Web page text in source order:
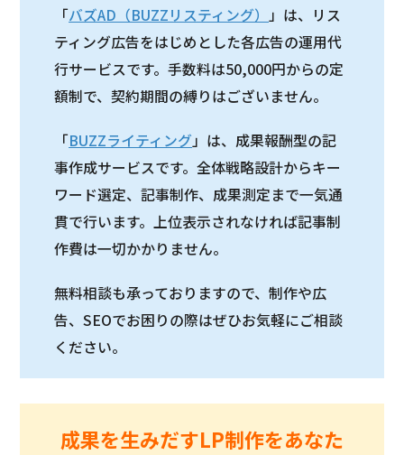
「バズAD（BUZZリスティング）
」は、リス
ティング広告をはじめとした各広告の運用代
行サービスです。手数料は50,000円からの定
額制で、契約期間の縛りはございません。
「BUZZライティング」は、成果報酬型の記
事作成サービスです。全体戦略設計からキー
ワード選定、記事制作、成果測定まで一気通
貫で行います。上位表示されなければ記事制
作費は一切かかりません。
無料相談も承っておりますので、制作や広
告、SEOでお困りの際はぜひお気軽にご相談
ください。
成果を生みだすLP制作をあなた